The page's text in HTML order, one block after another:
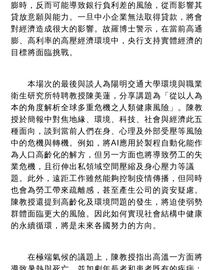
膨時，反而可能導致銀行負利差的風險，從而影響其
貸放意願與能力。一旦中小企業無法取得貸款，將會
對經濟造成很大的影響。故羅博士警示，在當前高通
膨、高利率的高壓經濟環境中，央行支持實體經濟的
目標將面臨挑戰。
本場次的最後與談人為陽明交通大學環境與職業
衛生研究所特聘教授陳美蓮，分享講題為「從以人為
本的角度解析全球多重危機之人類健康風險」。陳教
授於簡報中對焦地緣、環境、科技、社會與經濟此五
種面向，談到當前人們在身、心理及外部受壓等風險
中的危機與轉機。例如，將AI應用於製程自動化能作
為人口高齡化的解方，但另一方面也將導致勞工的失
業危機，且衍伸出私領域空間壓縮及身心壓力等議
題。此外，遠距工作雖然能夠控制疫情傳播，但同時
也會為勞工帶來疏離感，甚至產生公司的資安疑慮。
陳教授還提到高齡化及環境問題的發生，將迫使弱勢
群體面臨更大的風險。因此如何實現社會結構中健康
的永續循環，將是未來各國努力的方向。
在極端氣候的議題上，陳教授指出高溫一方面將